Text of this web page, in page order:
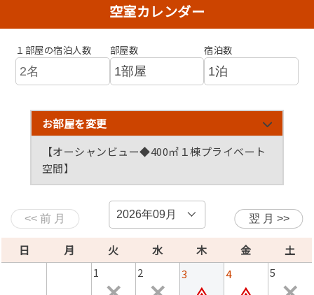
2019年4月にオープンした、水辺の離れ「Calme -カル
敷地面積400㎡に１棟だけの完全プライベート空間
目の前には久美浜湾が広がり、半露天風呂の温泉も完備
海風を感じながら心穏やかに過ごしていただく。
ざわついた日常から離れ「心を凪にしていただく」をコン
セプトに、鏡のような水面の久美浜湾を眺めながら、何も
しない贅沢をお楽しみ下さい。
◆こちらの舟盛りプランの特徴◆
1,鮮度を保証します。8種類以上の丹後の魚介類が並ぶ、
舟盛りをご準備。
2,2019年4月オープンの「水辺の離れ Calme(カルム)」で
完全プライベート確保
空室カレンダー
１部屋の宿泊人数 部屋数 宿泊数
お部屋を変更
【オーシャンビュー◆400㎡１棟プライベート
空間】
日 月 火 水 木 金
土
1
2 3 4 5